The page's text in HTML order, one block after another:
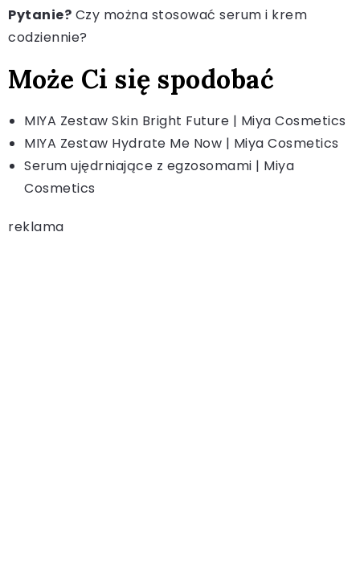
Pytanie? Czy można stosować serum i krem
codziennie?
Może Ci się spodobać
MIYA Zestaw Skin Bright Future | Miya Cosmetics
MIYA Zestaw Hydrate Me Now | Miya Cosmetics
Serum ujędrniające z egzosomami | Miya
Cosmetics
reklama